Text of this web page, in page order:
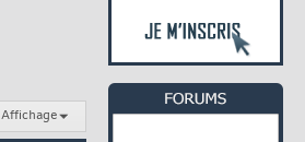
Affichage